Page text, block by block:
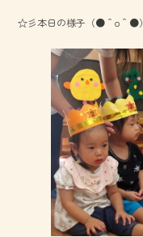
☆彡本日の様子（●＾o＾●）